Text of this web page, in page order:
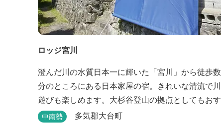
ロッジ宮川
澄んだ川の水質日本一に輝いた「宮川」から徒歩数
分のところにある日本家屋の宿。きれいな清流で川
遊びも楽しめます。大杉谷登山の拠点としてもおす
すめです。
中南勢 多気郡大台町